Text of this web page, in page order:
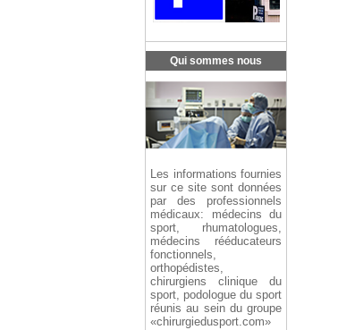
Qui sommes nous
Les informations fournies
sur ce site sont données
par des professionnels
médicaux: médecins du
sport, rhumatologues,
médecins rééducateurs
fonctionnels,
orthopédistes,
chirurgiens clinique du
sport, podologue du sport
réunis au sein du groupe
«chirurgiedusport.com»